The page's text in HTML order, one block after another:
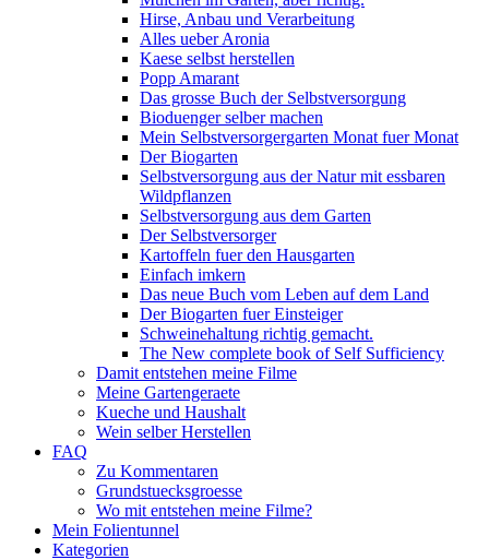
Hirse, Anbau und Verarbeitung
Alles ueber Aronia
Kaese selbst herstellen
Popp Amarant
Das grosse Buch der Selbstversorgung
Bioduenger selber machen
Mein Selbstversorgergarten Monat fuer Monat
Der Biogarten
Selbstversorgung aus der Natur mit essbaren
Wildpflanzen
Selbstversorgung aus dem Garten
Der Selbstversorger
Kartoffeln fuer den Hausgarten
Einfach imkern
Das neue Buch vom Leben auf dem Land
Der Biogarten fuer Einsteiger
Schweinehaltung richtig gemacht.
The New complete book of Self Sufficiency
Damit entstehen meine Filme
Meine Gartengeraete
Kueche und Haushalt
Wein selber Herstellen
FAQ
Zu Kommentaren
Grundstuecksgroesse
Wo mit entstehen meine Filme?
Mein Folientunnel
Kategorien